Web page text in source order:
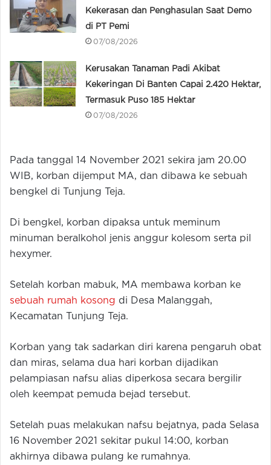
Kekerasan dan Penghasulan Saat Demo
di PT Pemi
07/08/2026
Kerusakan Tanaman Padi Akibat
Kekeringan Di Banten Capai 2.420 Hektar,
Termasuk Puso 185 Hektar
07/08/2026
Pada tanggal 14 November 2021 sekira jam 20.00
WIB, korban dijemput MA, dan dibawa ke sebuah
bengkel di Tunjung Teja.
Di bengkel, korban dipaksa untuk meminum
minuman beralkohol jenis anggur kolesom serta pil
hexymer.
Setelah korban mabuk, MA membawa korban ke
sebuah rumah kosong di Desa Malanggah,
Kecamatan Tunjung Teja.
Korban yang tak sadarkan diri karena pengaruh obat
dan miras, selama dua hari korban dijadikan
pelampiasan nafsu alias diperkosa secara bergilir
oleh keempat pemuda bejad tersebut.
Setelah puas melakukan nafsu bejatnya, pada Selasa
16 November 2021 sekitar pukul 14:00, korban
akhirnya dibawa pulang ke rumahnya.